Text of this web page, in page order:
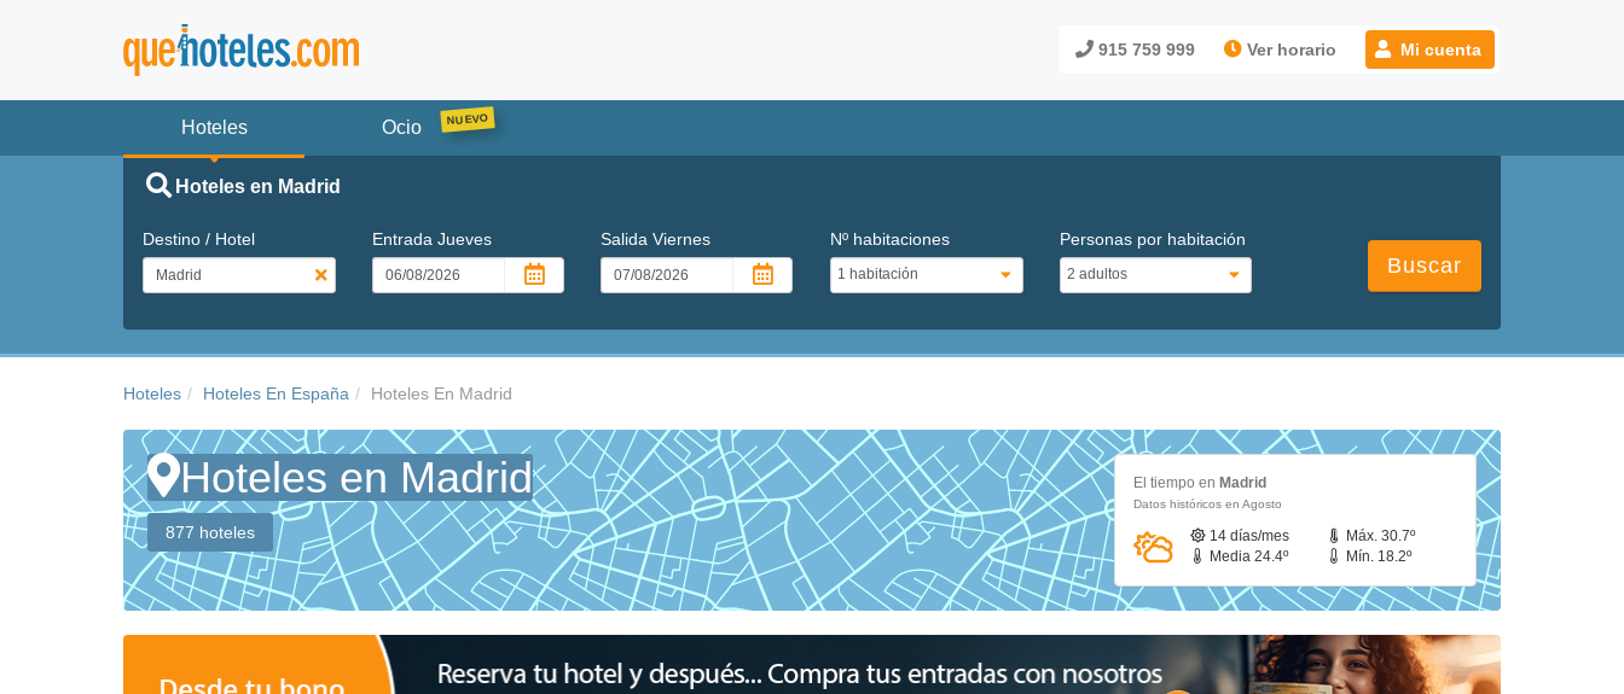
915 759 999 Ver horario Mi cuenta
Hoteles Ocio
Hoteles en Madrid
Destino / Hotel Entrada Jueves SalidaViernes Nº habitaciones Personas por habitación
Buscar
Hoteles Hoteles En España Hoteles En Madrid
Hoteles en Madrid
877 hoteles
El tiempo en Madrid
Datos históricos en Agosto
14 días/mes
Máx. 30.7º
Media 24.4º
Mín. 18.2º